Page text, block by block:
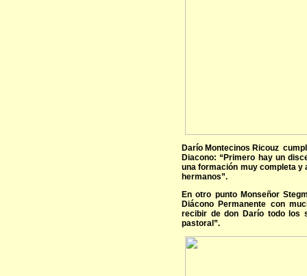
Darío Montecinos Ricouz
Diacono: “Primero hay un
una formación muy completa y
hermanos”.
En otro punto Monseñor
Diácono Permanente con
recibir de don Darío todo los
pastoral”.